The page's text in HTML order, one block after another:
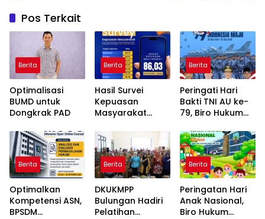
Pos Terkait
Berita
Optimalisasi
BUMD untuk
Dongkrak PAD
Berita
Hasil Survei
Kepuasan
Masyarakat
Bulungan
Semester I Tahun
2026 Capai Nilai
86,03, Kategori
Baik
Berita
Peringati Hari
Bakti TNI AU ke-
79, Biro Hukum
Teladani
Semangat Para
Pahlawan
Berita
Optimalkan
Kompetensi ASN,
BPSDM
Berita
DKUKMPP
Bulungan Hadiri
Pelatihan
Berita
Peringatan Hari
Anak Nasional,
Biro Hukum